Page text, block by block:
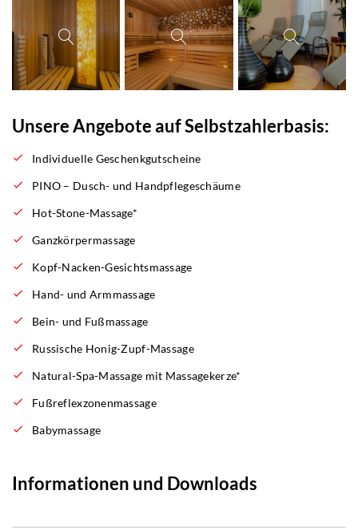
Unsere Angebote auf Selbstzahlerbasis:
Individuelle Geschenkgutscheine
PINO – Dusch- und Handpflegeschäume
Hot-Stone-Massage*
Ganzkörpermassage
Kopf-Nacken-Gesichtsmassage
Hand- und Armmassage
Bein- und Fußmassage
Russische Honig-Zupf-Massage
Natural-Spa-Massage mit Massagekerze*
Fußreflexzonenmassage
Babymassage
Informationen und Downloads